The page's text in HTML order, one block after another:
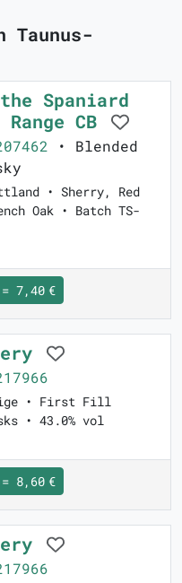
Taunus-
Spaniard
CB
• Blended
• Sherry, Red
Oak • Batch TS-
7,40 €
• First Fill
• 43.0% vol
8,60 €